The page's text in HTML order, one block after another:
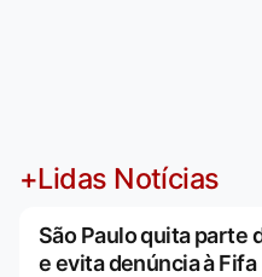
+Lidas Notícias
São Paulo quita parte
e evita denúncia à Fifa